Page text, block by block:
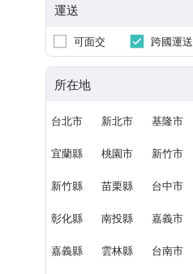
運送
可面交 跨國運送
所在地
台北市 新北市 基隆市
宜蘭縣 桃園市 新竹市
新竹縣 苗栗縣 台中市
彰化縣 南投縣 嘉義市
嘉義縣 雲林縣 台南市